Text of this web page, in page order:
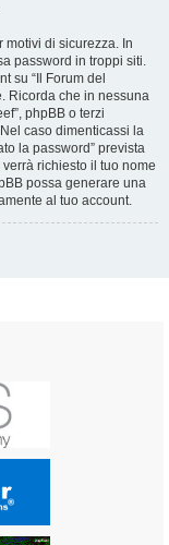
di sicurezza. In
password in troppi siti.
su “Il Forum del
Ricorda che in nessuna
phpBB o terzi
caso dimenticassi la
la password” prevista
richiesto il tuo nome
possa generare una
al tuo account.